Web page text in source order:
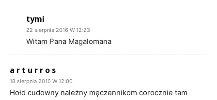
tymi
22 sierpnia 2016 W 12:23
Witam Pana Magalomana
a r t u r r o s
18 sierpnia 2016 W 12:00
Hołd cudowny należny męczennikom corocznie tam